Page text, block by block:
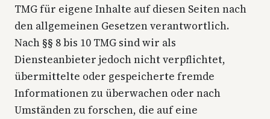
TMG für eigene Inhalte auf diesen Seiten nach
den allgemeinen Gesetzen verantwortlich.
Nach §§ 8 bis 10 TMG sind wir als
Diensteanbieter jedoch nicht verpflichtet,
übermittelte oder gespeicherte fremde
Informationen zu überwachen oder nach
Umständen zu forschen, die auf eine